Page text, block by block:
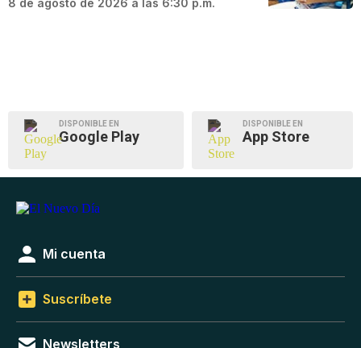
8 de agosto de 2026 a las 6:30 p.m.
DISPONIBLE EN
Google Play
DISPONIBLE EN
App Store
Mi cuenta
Suscríbete
Newsletters